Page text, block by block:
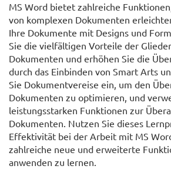
MS Word bietet zahlreiche
von komplexen Dokumenten
Ihre Dokumente mit Designs und
Sie die vielfältigen Vorteile der
Dokumenten und erhöhen Sie die
durch das Einbinden von Smart Arts
Sie Dokumentvereise ein, um den
Dokumenten zu optimieren, und
leistungsstarken Funktionen zur
Dokumenten. Nutzen Sie dieses
Effektivität bei der Arbeit mit MS
zahlreiche neue und erweiterte
anwenden zu lernen.